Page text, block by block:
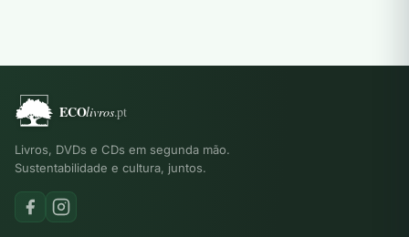
Livros, DVDs e CDs em segunda mão.
Sustentabilidade e cultura, juntos.